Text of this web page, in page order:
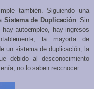
también. Siguiendo una
Sistema de Duplicación. Sin
autoempleo, hay ingresos
la mayoría de
un sistema de duplicación, la
debido al desconocimiento
no lo saben reconocer.